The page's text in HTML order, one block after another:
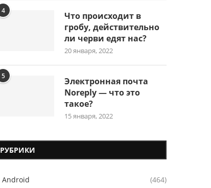
4
Что происходит в
гробу, действительно
ли черви едят нас?
20 января, 2022
5
Электронная почта
Noreply — что это
такое?
15 января, 2022
РУБРИКИ
Android (464)